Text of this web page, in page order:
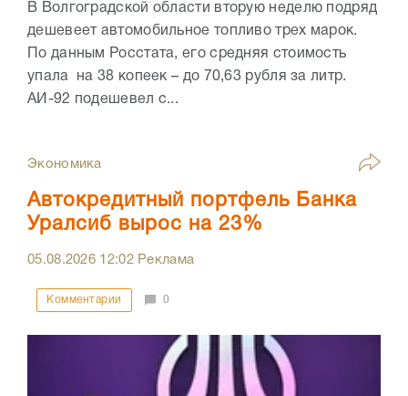
В Волгоградской области вторую неделю подряд
дешевеет автомобильное топливо трех марок.
По данным Росстата, его средняя стоимость
упала на 38 копеек – до 70,63 рубля за литр.
АИ-92 подешевел с...
Экономика
Автокредитный портфель Банка
Уралсиб вырос на 23%
05.08.2026 12:02Реклама
Комментарии 0